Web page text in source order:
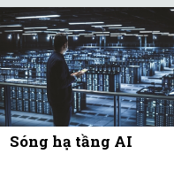
Sóng hạ tầng AI